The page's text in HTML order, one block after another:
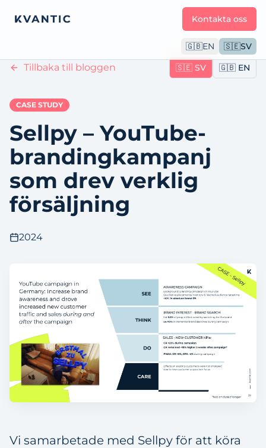
Kontakta oss
🇬🇧EN 🇸🇪SV
Tillbaka till bloggen 🇸🇪 SV 🇬🇧 EN
CASE STUDY
Sellpy – YouTube-
brandingkampanj
som drev verklig
försäljning
2024
Vi samarbetade med Sellpy för att köra